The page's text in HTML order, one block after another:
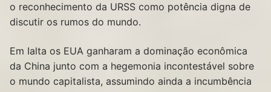
o reconhecimento da URSS como potência digna de
discutir os rumos do mundo.
Em Ialta os EUA ganharam a dominação econômica
da China junto com a hegemonia incontestável sobre
o mundo capitalista, assumindo ainda a incumbência